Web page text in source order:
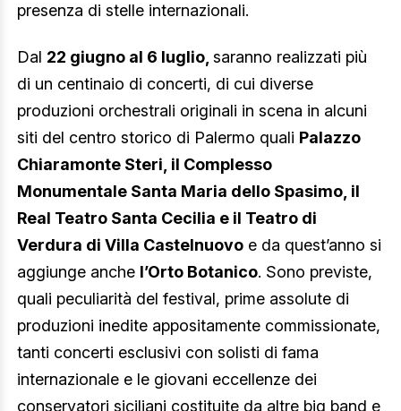
presenza di stelle internazionali.
Dal 22 giugno al 6 luglio, saranno realizzati più
di un centinaio di concerti, di cui diverse
produzioni orchestrali originali in scena in alcuni
siti del centro storico di Palermo quali Palazzo
Chiaramonte Steri, il Complesso
Monumentale Santa Maria dello Spasimo, il
Real Teatro Santa Cecilia e il Teatro di
Verdura di Villa Castelnuovo e da quest’anno si
aggiunge anche l’Orto Botanico. Sono previste,
quali peculiarità del festival, prime assolute di
produzioni inedite appositamente commissionate,
tanti concerti esclusivi con solisti di fama
internazionale e le giovani eccellenze dei
conservatori siciliani costituite da altre big band e